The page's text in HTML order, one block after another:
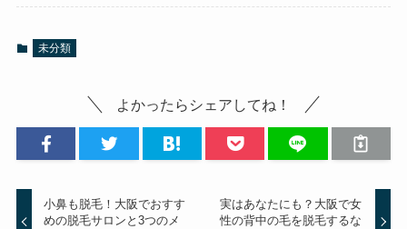
未分類
よかったらシェアしてね！
小鼻も脱毛！大阪でおすす
めの脱毛サロンと3つのメ
実はあなたにも？大阪で女
性の背中の毛を脱毛するな